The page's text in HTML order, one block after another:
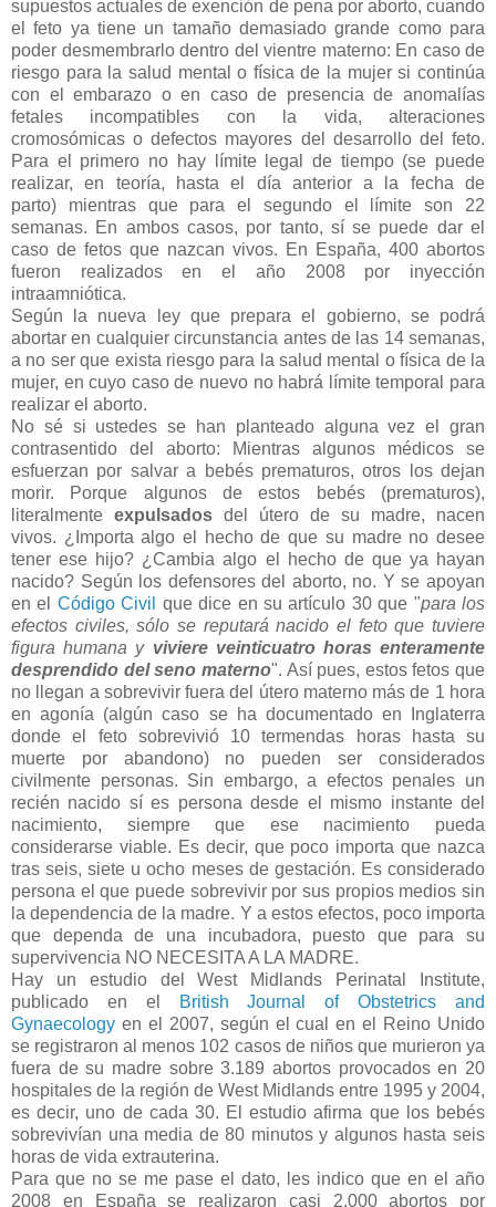
supuestos actuales de exención de pena por aborto, cuando
el feto ya tiene un tamaño demasiado grande como para
poder desmembrarlo dentro del vientre materno: En caso de
riesgo para la salud mental o física de la mujer si continúa
con el embarazo o en caso de presencia de anomalías
fetales incompatibles con la vida, alteraciones
cromosómicas o defectos mayores del desarrollo del feto.
Para el primero no hay límite legal de tiempo (se puede
realizar, en teoría, hasta el día anterior a la fecha de
parto) mientras que para el segundo el límite son 22
semanas. En ambos casos, por tanto, sí se puede dar el
caso de fetos que nazcan vivos. En España, 400 abortos
fueron realizados en el año 2008 por inyección
intraamniótica.
Según la nueva ley que prepara el gobierno, se podrá
abortar en cualquier circunstancia antes de las 14 semanas,
a no ser que exista riesgo para la salud mental o física de la
mujer, en cuyo caso de nuevo no habrá límite temporal para
realizar el aborto.
No sé si ustedes se han planteado alguna vez el gran
contrasentido del aborto: Mientras algunos médicos se
esfuerzan por salvar a bebés prematuros, otros los dejan
morir. Porque algunos de estos bebés (prematuros),
literalmente expulsados del útero de su madre, nacen
vivos. ¿Importa algo el hecho de que su madre no desee
tener ese hijo? ¿Cambia algo el hecho de que ya hayan
nacido? Según los defensores del aborto, no. Y se apoyan
en el Código Civil que dice en su artículo 30 que "para los
efectos civiles, sólo se reputará nacido el feto que tuviere
figura humana y viviere veinticuatro horas enteramente
desprendido del seno materno". Así pues, estos fetos que
no llegan a sobrevivir fuera del útero materno más de 1 hora
en agonía (algún caso se ha documentado en Inglaterra
donde el feto sobrevivió 10 termendas horas hasta su
muerte por abandono) no pueden ser considerados
civilmente personas. Sin embargo, a efectos penales un
recién nacido sí es persona desde el mismo instante del
nacimiento, siempre que ese nacimiento pueda
considerarse viable. Es decir, que poco importa que nazca
tras seis, siete u ocho meses de gestación. Es considerado
persona el que puede sobrevivir por sus propios medios sin
la dependencia de la madre. Y a estos efectos, poco importa
que dependa de una incubadora, puesto que para su
supervivencia NO NECESITA A LA MADRE.
Hay un estudio del West Midlands Perinatal Institute,
publicado en el
British Journal of Obstetrics and
Gynaecology en el 2007, según el cual en el Reino Unido
se registraron al menos 102 casos de niños que murieron ya
fuera de su madre sobre 3.189 abortos provocados en 20
hospitales de la región de West Midlands entre 1995 y 2004,
es decir, uno de cada 30. El estudio afirma que los bebés
sobrevivían una media de 80 minutos y algunos hasta seis
horas de vida extrauterina.
Para que no se me pase el dato, les indico que en el año
2008 en España se realizaron casi 2.000 abortos por